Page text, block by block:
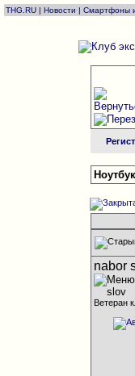
THG.RU | Новости | Смартфоны
nabor
Ветеран